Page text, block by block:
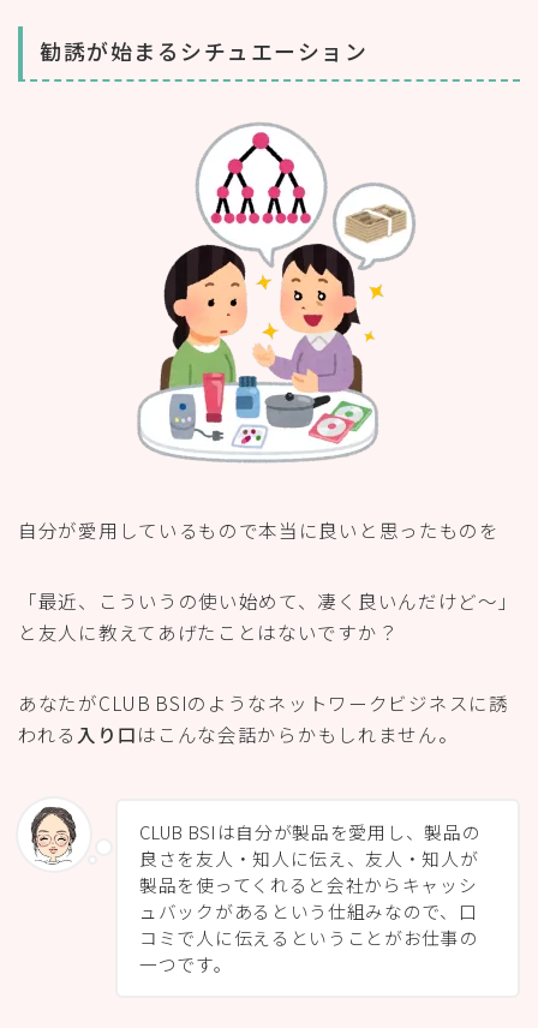
勧誘が始まるシチュエーション
自分が愛用しているもので本当に良いと思ったものを
「最近、こういうの使い始めて、凄く良いんだけど〜」
と友人に教えてあげたことはないですか？
あなたがCLUB BSIのようなネットワークビジネスに誘
われる 入り口はこんな会話からかもしれません。
CLUB BSIは自分が製品を愛用し、製品の
良さを友人・知人に伝え、友人・知人が
製品を使ってくれると会社からキャッシ
ュバックがあるという仕組みなので、口
コミで人に伝えるということがお仕事の
一つです。